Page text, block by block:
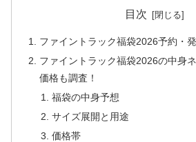
目次
ファイントラック福袋2026予約・
ファイントラック福袋2026の中身
価格も調査！
福袋の中身予想
サイズ展開と用途
価格帯